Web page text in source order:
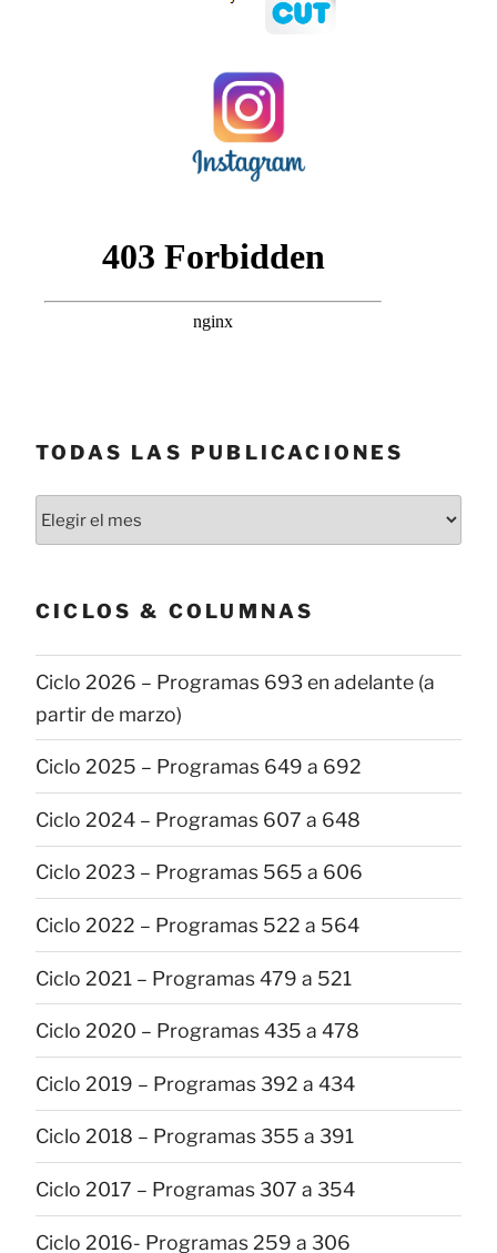
TODAS LAS PUBLICACIONES
Todas
las
CICLOS & COLUMNAS
Ciclo 2026 – Programas 693 en adelante (a
partir de marzo)
Ciclo 2025 – Programas 649 a 692
Ciclo 2024 – Programas 607 a 648
Ciclo 2023 – Programas 565 a 606
Ciclo 2022 – Programas 522 a 564
Ciclo 2021 – Programas 479 a 521
Ciclo 2020 – Programas 435 a 478
Ciclo 2019 – Programas 392 a 434
Ciclo 2018 – Programas 355 a 391
Ciclo 2017 – Programas 307 a 354
Ciclo 2016- Programas 259 a 306